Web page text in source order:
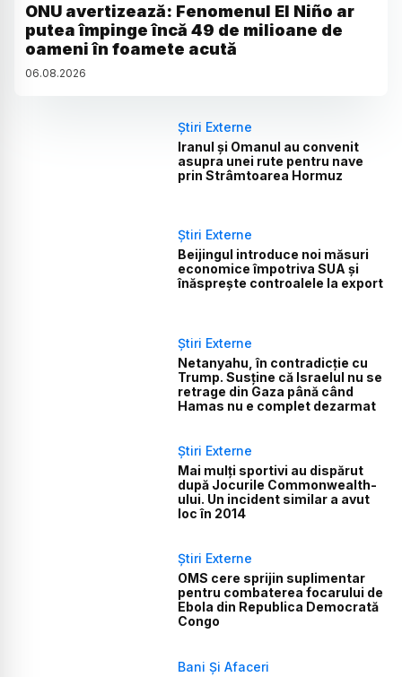
ONU avertizează: Fenomenul El Niño ar
putea împinge încă 49 de milioane de
oameni în foamete acută
06.08.2026
Știri Externe
Iranul și Omanul au convenit
asupra unei rute pentru nave
prin Strâmtoarea Hormuz
Știri Externe
Beijingul introduce noi măsuri
economice împotriva SUA și
înăsprește controalele la export
Știri Externe
Netanyahu, în contradicție cu
Trump. Susține că Israelul nu se
retrage din Gaza până când
Hamas nu e complet dezarmat
Știri Externe
Mai mulți sportivi au dispărut
după Jocurile Commonwealth-
ului. Un incident similar a avut
loc în 2014
Știri Externe
OMS cere sprijin suplimentar
pentru combaterea focarului de
Ebola din Republica Democrată
Congo
Bani Și Afaceri